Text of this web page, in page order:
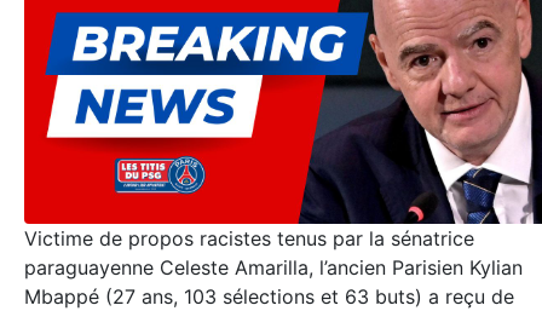
Victime de propos racistes tenus par la sénatrice
paraguayenne Celeste Amarilla, l’ancien Parisien Kylian
Mbappé (27 ans, 103 sélections et 63 buts) a reçu de